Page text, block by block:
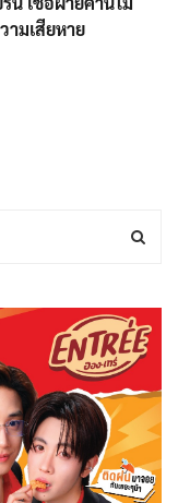
ามเสียหาย